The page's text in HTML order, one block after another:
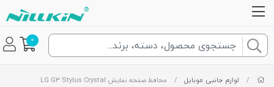
0
/ لوازم جانبی موبایل / محافظ صفحه نمایش LG G3 Stylus Crystal